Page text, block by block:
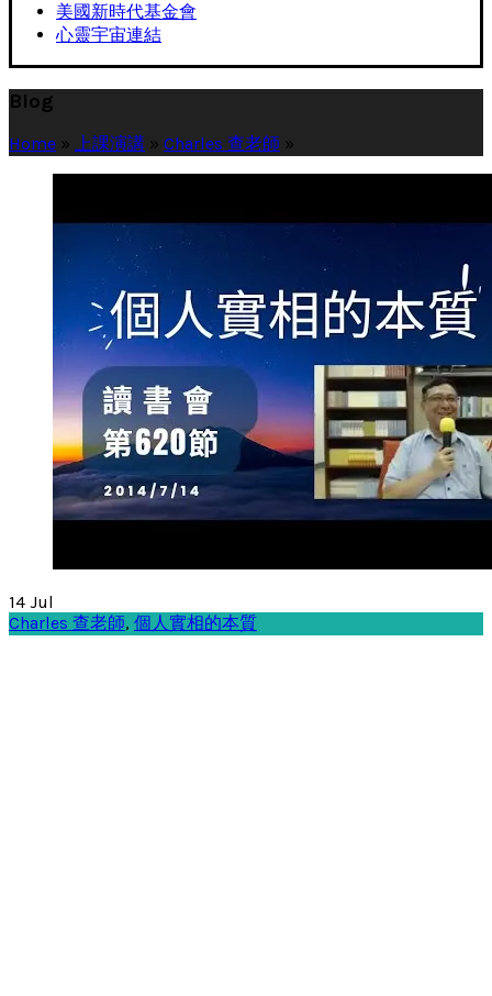
美國新時代基金會
心靈宇宙連結
Blog
Home » 上課演講 » Charles 查老師 »
14 Jul
Charles 查老師, 個人實相的本質